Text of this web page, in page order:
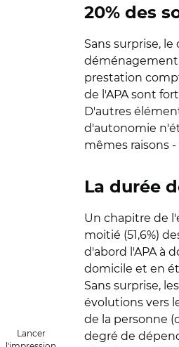
Lancer
20% des
Sans surprise,
déménagement
prestation
de l'APA sont
D'autres
d'autonomie
mêmes raisons
La durée
Un chapitre de
moitié (51,6%)
d'abord l'APA à
domicile et en
Sans surprise,
évolutions vers
de la personne
degré de